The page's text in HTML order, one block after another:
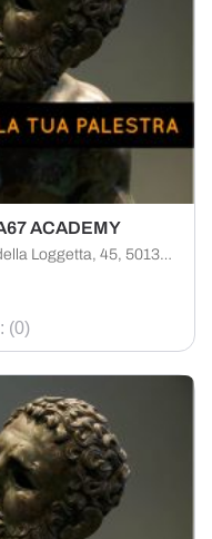
ACADEMY
Via della Loggetta, 45, 50135 Firenze FI, Italy
(0)